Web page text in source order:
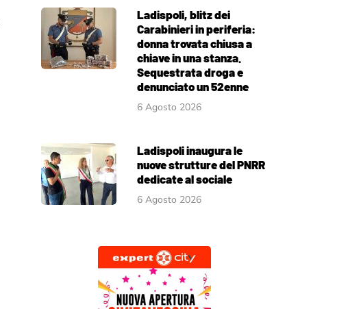
Ladispoli, blitz dei
Carabinieri in periferia:
donna trovata chiusa a
chiave in una stanza.
Sequestrata droga e
denunciato un 52enne
6 Agosto 2026
Ladispoli inaugura le
nuove strutture del PNRR
dedicate al sociale
6 Agosto 2026